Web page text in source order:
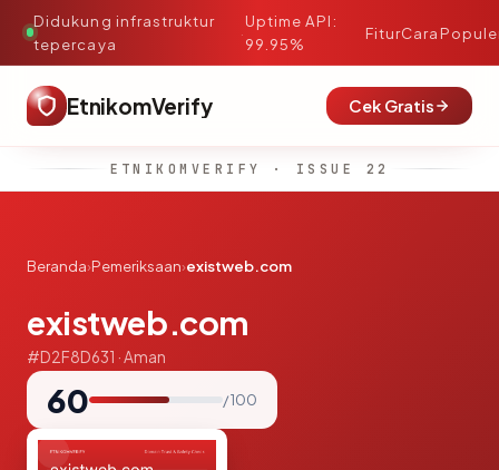
Didukung infrastruktur
tepercaya
·
Uptime API:
99.95%
FiturCara
EtnikomVerify Cek Gratis
ETNIKOMVERIFY · ISSUE 22
Beranda›Pemeriksaan›existweb.com
existweb.com
#D2F8D631 · Aman
60 / 100